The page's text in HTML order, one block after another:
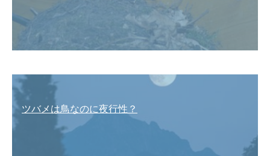
ツバメは鳥なのに夜行性？